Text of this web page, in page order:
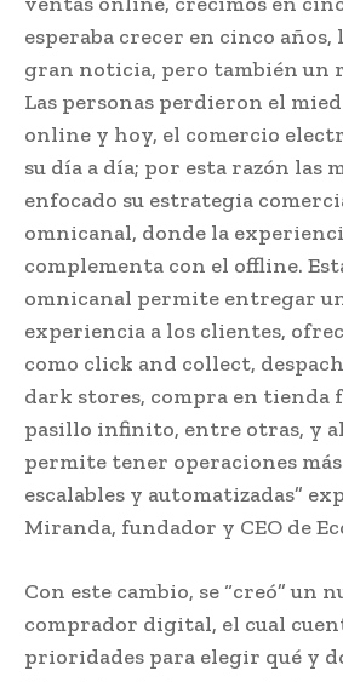
esperaba crecer en cinco años,
gran noticia, pero también un
Las personas perdieron el
online y hoy, el comercio
su día a día; por esta razón las
enfocado su estrategia
omnicanal, donde la
complementa con el offline.
omnicanal permite entregar
experiencia a los clientes,
como click and collect,
dark stores, compra en tienda
pasillo infinito, entre otras, y
permite tener operaciones
escalables y automatizadas”
Miranda, fundador y CEO de
Con este cambio, se “creó” un
comprador digital, el cual
prioridades para elegir qué y